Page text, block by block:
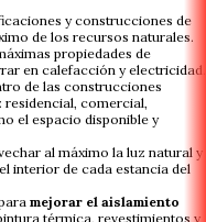
y construcciones de
de los recursos naturales.
propiedades de
en calefacción y electricidad.
de las construcciones
residencial, comercial,
el espacio disponible y
al máximo la luz natural y
interior de cada estancia del
mejorar el aislamiento
térmica, revestimientos y